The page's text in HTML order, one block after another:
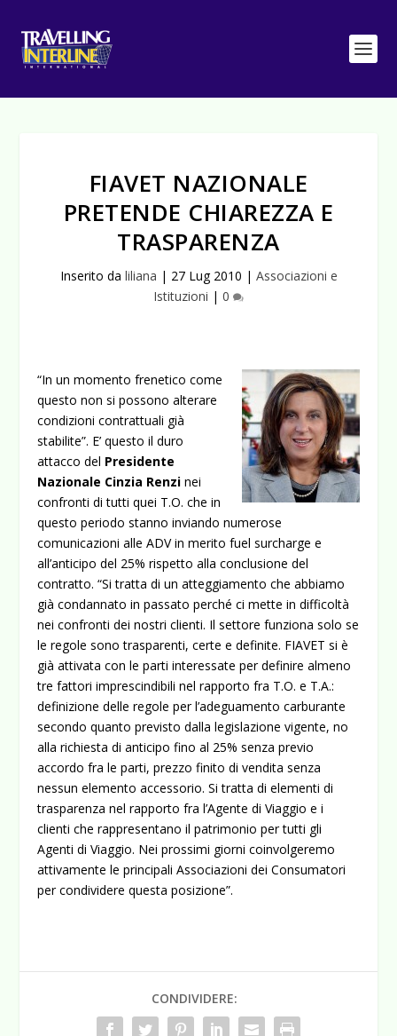
FIAVET NAZIONALE
PRETENDE CHIAREZZA E
TRASPARENZA
Inserito da liliana | 27 Lug 2010 | Associazioni e
Istituzioni | 0
“In un momento frenetico come
questo non si possono alterare
condizioni contrattuali già
stabilite”. E’ questo il duro
attacco del Presidente
Nazionale Cinzia Renzi nei
confronti di tutti quei T.O. che in
questo periodo stanno inviando numerose
comunicazioni alle ADV in merito fuel surcharge e
all’anticipo del 25% rispetto alla conclusione del
contratto. “Si tratta di un atteggiamento che abbiamo
già condannato in passato perché ci mette in difficoltà
nei confronti deinostri clienti. Il settore funziona solo se
le regole sono trasparenti, certe e definite. FIAVET si è
già attivata con le parti interessate per definire almeno
tre fattori imprescindibili nel rapporto fra T.O. e T.A.:
definizione delle regole per l’adeguamento carburante
secondo quanto previsto dalla legislazione vigente, no
alla richiesta di anticipo fino al 25% senza previo
accordo fra le parti, prezzo finito di vendita senza
nessun elemento accessorio. Si tratta di elementi di
trasparenza nel rapporto fra l’Agente di Viaggio e i
clienti che rappresentano il patrimonio per tutti gli
Agenti di Viaggio. Nei prossimi giorni coinvolgeremo
attivamente le principali Associazioni dei Consumatori
per condividere questa posizione”.
CONDIVIDERE: